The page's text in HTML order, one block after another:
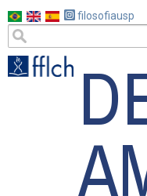
para
conteúdo
principal
filosofiausp